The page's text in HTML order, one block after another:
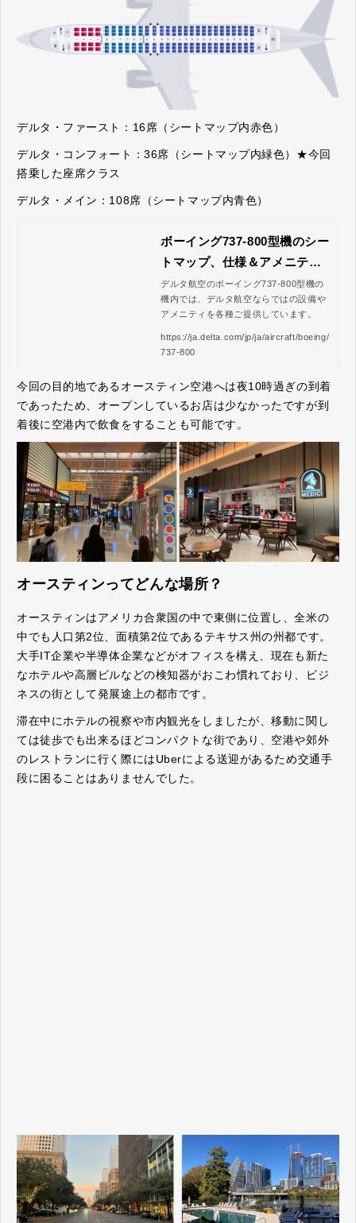
デルタ・ファースト：16席（シートマップ内赤色）
デルタ・コンフォート：36席（シートマップ内緑色）★今回
搭乗した座席クラス
デルタ・メイン：108席（シートマップ内青色）
ボーイング737-800型機のシー
トマップ、仕様＆アメニティ |
デルタ航空
デルタ航空のボーイング737-800型機の
機内では、デルタ航空ならではの設備や
アメニティを各種ご提供しています。
https://ja.delta.com/jp/ja/aircraft/boeing/
737-800
今回の目的地であるオースティン空港へは夜10時過ぎの到着
であったため、オープンしているお店は少なかったですが到
着後に空港内で飲食をすることも可能です。
オースティンってどんな場所？
オースティンはアメリカ合衆国の中で東側に位置し、全米の
中でも人口第2位、面積第2位であるテキサス州の州都です。
大手IT企業や半導体企業などがオフィスを構え、現在も新た
なホテルや高層ビルなどの検知器がおこわ慣れており、ビジ
ネスの街として発展途上の都市です。
滞在中にホテルの視察や市内観光をしましたが、移動に関し
ては徒歩でも出来るほどコンパクトな街であり、空港や郊外
のレストランに行く際にはUberによる送迎があるため交通手
段に困ることはありませんでした。